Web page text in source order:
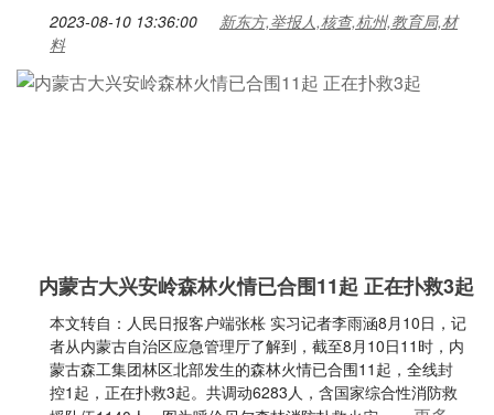
2023-08-10 13:36:00
新东方,举报人,核查,杭州,教育局,材
料
内蒙古大兴安岭森林火情已合围11起 正在扑救3起
本文转自：人民日报客户端张枨 实习记者李雨涵8月10日，记
者从内蒙古自治区应急管理厅了解到，截至8月10日11时，内
蒙古森工集团林区北部发生的森林火情已合围11起，全线封
控1起，正在扑救3起。共调动6283人，含国家综合性消防救